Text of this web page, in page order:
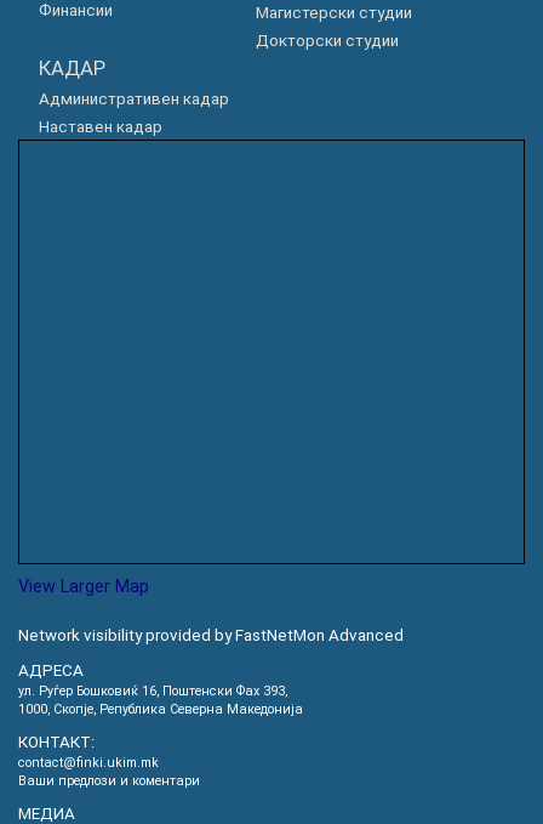
Финансии
Магистерски студии
Докторски студии
КАДАР
Административен кадар
Наставен кадар
View Larger Map
Network visibility provided by FastNetMon Advanced
АДРЕСА
ул. Руѓер Бошковиќ 16, Пoштенски Фах 393,
1000, Скопје, Република Северна Македонија
КОНТАКТ:
contact@finki.ukim.mk
Ваши предлози и коментари
МЕДИА